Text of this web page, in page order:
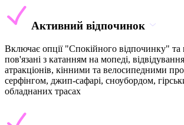
Активний відпочинок
Включає опції "Спокійного відпочинку" та
пов'язані з катанням на мопеді,
атракціонів, кінними та велосипедними
серфінгом, джип-сафарі, сноубордом,
обладнаних трасах